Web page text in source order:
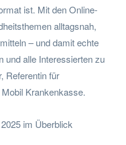
ist. Mit den Online-
alltagsnah,
– und damit echte
und alle Interessierten zu
Referentin für
Krankenkasse.
im Überblick